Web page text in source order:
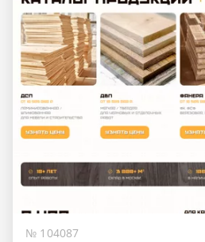
№ 104087